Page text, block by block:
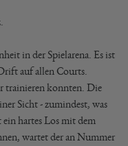
in der Spielarena. Es ist
auf allen Courts.
trainieren konnten. Die
Sicht - zumindest, was
hartes Los mit dem
wartet der an Nummer